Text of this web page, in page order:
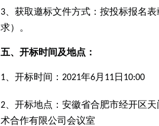
3 、获取邀标文件方式：按投标报名
求）。
五、开标时间及地点：
1 、开标时间： 2021年6月 11日 10:00
2 、开标地点：安徽省合肥市经开区天
术合作有限公司会议室